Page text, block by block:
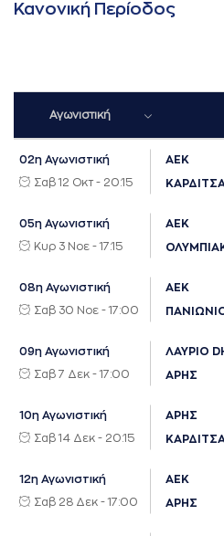
Κανονική Περίοδος
Αγωνιστική
02η Αγωνιστική
Σαβ 12 Οκτ - 20:15
ΑΕΚ
05η Αγωνιστική
Κυρ 3 Νοε - 17:15
ΑΕΚ
08η Αγωνιστική
Σαβ 30 Νοε - 17:00
ΑΕΚ
09η Αγωνιστική
Σαβ 7 Δεκ - 17:00
ΛΑΥΡΙΟ
ΑΡΗΣ
10η Αγωνιστική
Σαβ 14 Δεκ - 20:15
ΑΡΗΣ
12η Αγωνιστική
Σαβ 28 Δεκ - 17:00
ΑΕΚ
ΑΡΗΣ